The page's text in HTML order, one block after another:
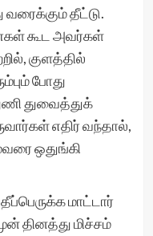
வரைக்கும் தீட்டு.
கூட அவர்கள்
குளத்தில்
போது
துவைத்துக்
எதிர் வந்தால்,
ஒதுங்கி
மாட்டார்
தினத்து மிச்சம்